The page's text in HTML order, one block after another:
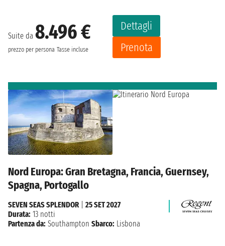
Suite da 8.496 €
prezzo per persona Tasse incluse
Dettagli
Prenota
Nord Europa: Gran Bretagna, Francia, Guernsey,
Spagna, Portogallo
SEVEN SEAS SPLENDOR| 25 SET 2027
Durata: 13 notti
Partenza da: Southampton Sbarco: Lisbona